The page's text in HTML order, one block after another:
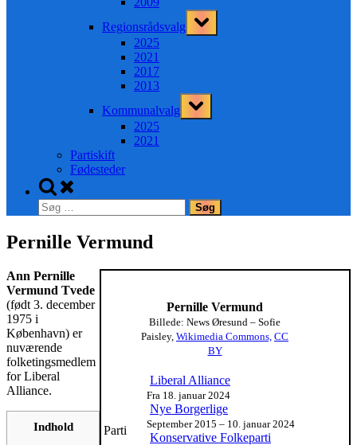
Regionsrådsvalg
Toggle
sub-
2025
2021
2017
2013
Kommunalvalg
Toggle
sub-
2025
2021
Partiskift
Fødesteder
Toggle
search
form
Søg
efter:
Pernille Vermund
Pernille Vermund
Billede: News Øresund – Sofie
Paisley, Wikimedia Commons, CC
BY
Parti
Liberal Alliance
Fra 18. januar 2024
Nye Borgerlige
September 2015 – 10. januar 2024
Konservative Folkeparti
Ann Pernille
Vermund Tvede
(født 3. december
1975 i
København) er
nuværende
folketingsmedlem
for Liberal
Alliance.
Indhold